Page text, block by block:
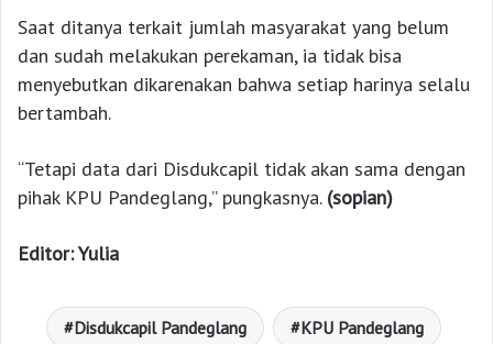
Saat ditanya terkait jumlah masyarakat yang belum
dan sudah melakukan perekaman, ia tidak bisa
menyebutkan dikarenakan bahwa setiap harinya selalu
bertambah.
“Tetapi data dari Disdukcapil tidak akan sama dengan
pihak KPU Pandeglang,” pungkasnya. (sopian)
Editor: Yulia
Disdukcapil Pandeglang KPU Pandeglang